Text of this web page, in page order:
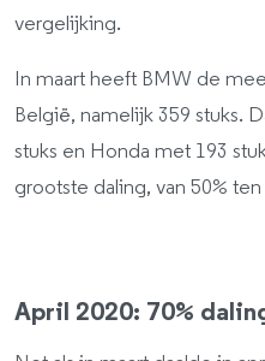
vergelijking.
In maart heeft BMW de
België, namelijk 359 stuks.
stuks en Honda met 193
grootste daling, van 50%
April 2020: 70%